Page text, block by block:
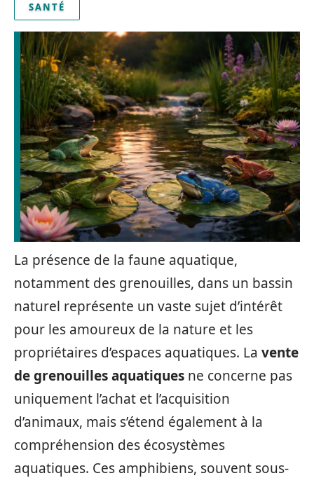
SANTÉ
La présence de la faune aquatique,
notamment des grenouilles, dans un bassin
naturel représente un vaste sujet d’intérêt
pour les amoureux de la nature et les
propriétaires d’espaces aquatiques. La vente
de grenouilles aquatiques ne concerne pas
uniquement l’achat et l’acquisition
d’animaux, mais s’étend également à la
compréhension des écosystèmes
aquatiques. Ces amphibiens, souvent sous-